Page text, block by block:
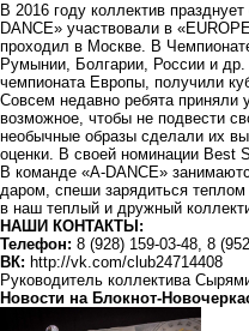
В 2016 году коллектив
DANCE» участвовали в
проходил в Москве. В
Румынии, Болгарии, России и
чемпионата Европы, получили
Совсем недавно ребята приняли
возможное, чтобы не подвести
необычные образы сделали их
оценки. В своей номинации Best
В команде «A-DANCE»
даром, спеши зарядиться
в наш теплый и дружный
НАШИ КОНТАКТЫ:
Телефон: 8 (928) 159-03-48, 8
ВК: http://vk.com/club24714408
Руководитель коллектива
Новости на Блoкнoт-